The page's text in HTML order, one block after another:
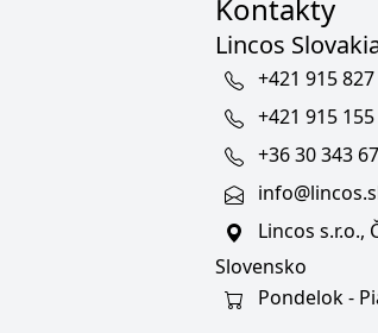
Kontakty
Lincos
+421 915
+421 915
+36 30 343
Lincos s.r.o.,
Slovensko
Pondelok -